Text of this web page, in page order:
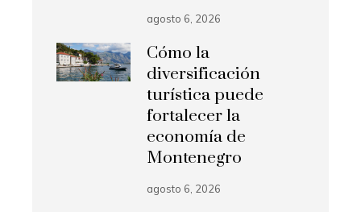
agosto 6, 2026
Cómo la
diversificación
turística puede
fortalecer la
economía de
Montenegro
agosto 6, 2026